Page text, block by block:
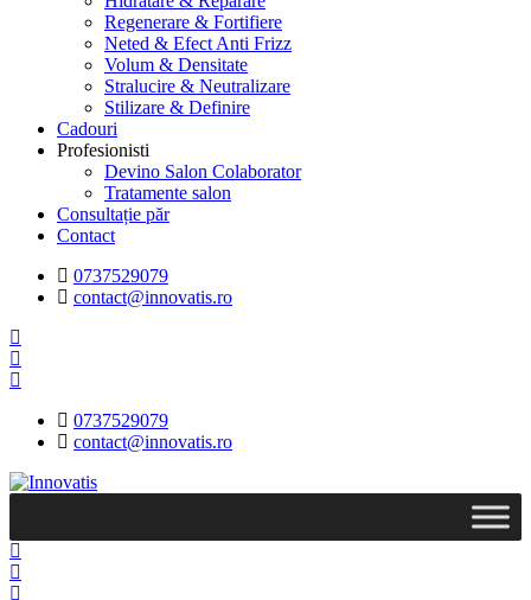
Regenerare & Fortifiere
Neted & Efect Anti Frizz
Volum & Densitate
Stralucire & Neutralizare
Stilizare & Definire
Cadouri
Profesionisti
Devino Salon Colaborator
Tratamente salon
Consultație păr
Contact
0737529079
contact@innovatis.ro
0737529079
contact@innovatis.ro